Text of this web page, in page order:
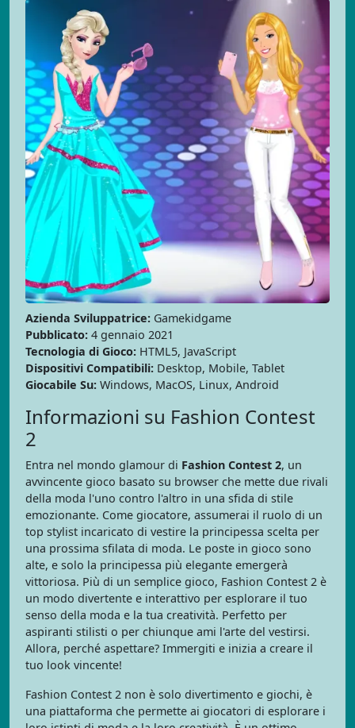
Azienda Sviluppatrice: Gamekidgame
Pubblicato: 4 gennaio 2021
Tecnologia di Gioco: HTML5, JavaScript
Dispositivi Compatibili: Desktop, Mobile, Tablet
Giocabile Su: Windows, MacOS, Linux, Android
Informazioni su Fashion Contest
2
Entra nel mondo glamour di Fashion Contest 2, un
avvincente gioco basato su browser che mette due rivali
della moda l'uno contro l'altro in una sfida di stile
emozionante. Come giocatore, assumerai il ruolo di un
top stylist incaricato di vestire la principessa scelta per
una prossima sfilata di moda. Le poste in gioco sono
alte, e solo la principessa più elegante emergerà
vittoriosa. Più di un semplice gioco, Fashion Contest 2 è
un modo divertente e interattivo per esplorare il tuo
senso della moda e la tua creatività. Perfetto per
aspiranti stilisti o per chiunque ami l'arte del vestirsi.
Allora, perché aspettare? Immergiti e inizia a creare il
tuo look vincente!
Fashion Contest 2 non è solo divertimento e giochi, è
una piattaforma che permette ai giocatori di esplorare i